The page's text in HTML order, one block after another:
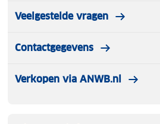
Veelgestelde vragen
Contactgegevens
Verkopen via ANWB.nl